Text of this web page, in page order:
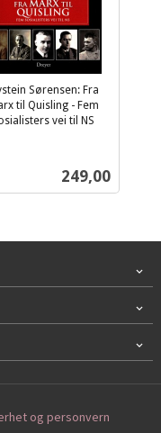
Sørensen: Fra
til Quisling - Fem
vei til NS
Pris
249,00
og personvern